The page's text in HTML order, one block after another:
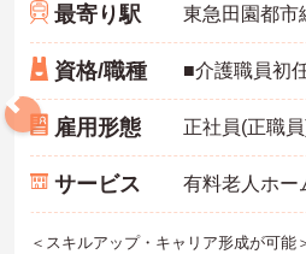
最寄り駅
資格/職種
雇用形態 正社員(正職
サービス 有料老人ホー
＜スキルアップ・キャリア形成が可能